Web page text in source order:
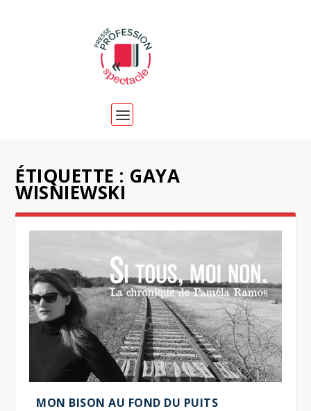
ÉTIQUETTE : GAYA
WISNIEWSKI
MON BISON AU FOND DU PUITS